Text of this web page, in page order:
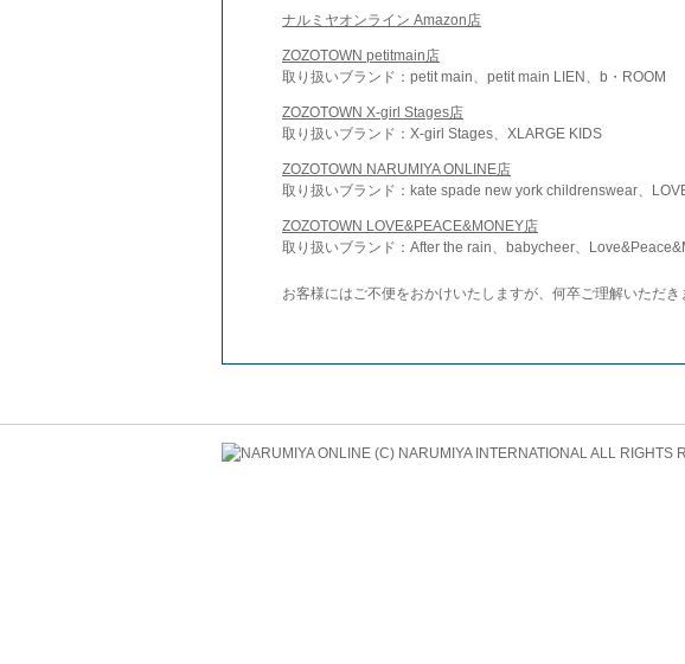
ナルミヤオンライン Amazon店
ZOZOTOWN petitmain店
取り扱いブランド：petit main、petit main LIEN、b・ROOM
ZOZOTOWN X-girl Stages店
取り扱いブランド：X-girl Stages、XLARGE KIDS
ZOZOTOWN NARUMIYA ONLINE店
取り扱いブランド：kate spade new york childrenswear、
ZOZOTOWN LOVE&PEACE&MONEY店
取り扱いブランド：After the rain、babycheer、
お客様にはご不便をおかけいたしますが、何卒ご理解いただき